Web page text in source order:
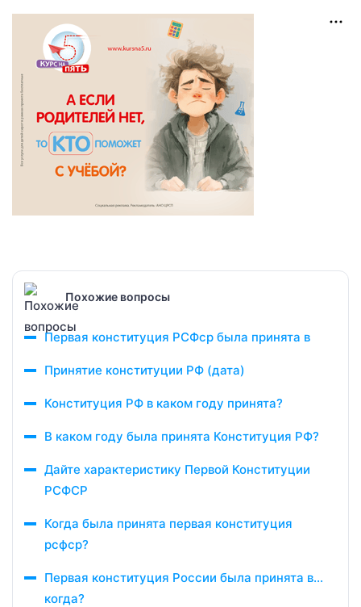
Похожие вопросы
Первая конституция РСФср была принята в
Принятие конституции РФ (дата)
Конституция РФ в каком году принята?
В каком году была принята Конституция РФ?
Дайте характеристику Первой Конституции
РСФСР
Когда была принята первая конституция
рсфср?
Первая конституция России была принята в…
когда?